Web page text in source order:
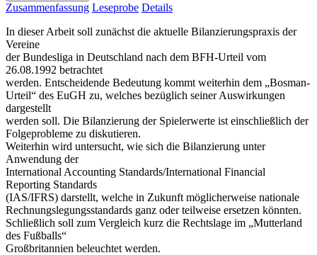
Zusammenfassung Leseprobe Details
In dieser Arbeit soll zunächst die aktuelle Bilanzierungspraxis der
Vereine
der Bundesliga in Deutschland nach dem BFH-Urteil vom
26.08.1992 betrachtet
werden. Entscheidende Bedeutung kommt weiterhin dem „Bosman-
Urteil“ des EuGH zu, welches bezüglich seiner Auswirkungen
dargestellt
werden soll. Die Bilanzierung der Spielerwerte ist einschließlich der
Folgeprobleme zu diskutieren.
Weiterhin wird untersucht, wie sich die Bilanzierung unter
Anwendung der
International Accounting Standards/International Financial
Reporting Standards
(IAS/IFRS) darstellt, welche in Zukunft möglicherweise nationale
Rechnungslegungsstandards ganz oder teilweise ersetzen könnten.
Schließlich soll zum Vergleich kurz die Rechtslage im „Mutterland
des Fußballs“
Großbritannien beleuchtet werden.